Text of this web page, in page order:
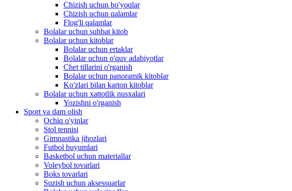
Chizish uchun bo'yoqlar
Chizish uchun qalamlar
Flog'li qalamlar
Bolalar uchun suhbat kitob
Bolalar uchun kitoblar
Bolalar uchun ertaklar
Bolalar uchun o'quv adabiyotlar
Chet tillarini o'rganish
Bolalar uchun panoramik kitoblar
Ko'zlari bilan karton kitoblar
Bolalar uchun xattotlik nusxalari
Yozishni o'rganish
Sport va dam olish
Ochiq o'yinlar
Stol tennisi
Gimnastika jihozlari
Futbol buyumlari
Basketbol uchun materiallar
Voleybol tovarlari
Boks tovarlari
Suzish uchun aksessuarlar